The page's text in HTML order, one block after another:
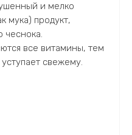
и мелко
мука) продукт,
чеснока.
все витамины, тем
свежему.